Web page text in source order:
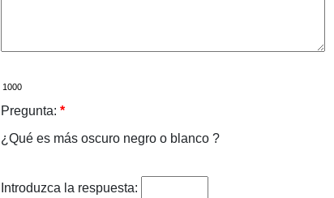
Pregunta: *
¿Qué es más oscuro negro o blanco ?
Introduzca la respuesta: